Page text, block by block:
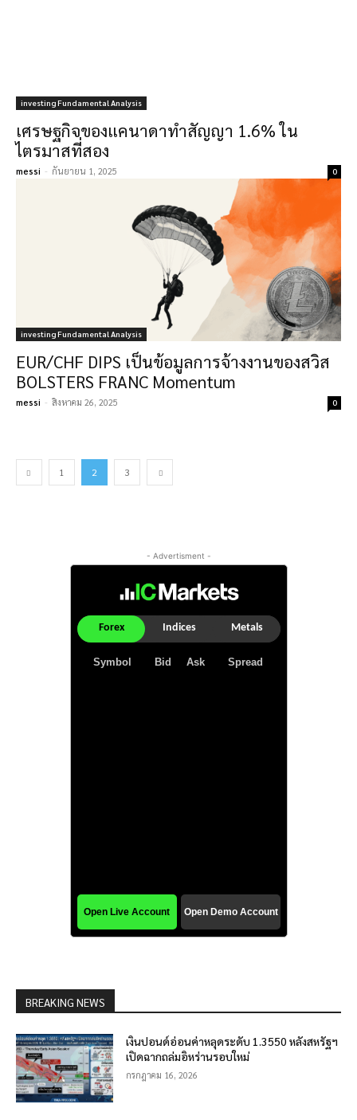
investing Fundamental Analysis
เศรษฐกิจของแคนาดาทำสัญญา 1.6% ใน
ไตรมาสที่สอง
messi - กันยายน 1, 2025 0
investing Fundamental Analysis
EUR/CHF DIPS เป็นข้อมูลการจ้างงานของสวิส
BOLSTERS FRANC Momentum
messi - สิงหาคม 26, 2025 0
1 2 3
- Advertisment -
BREAKING NEWS
เงินปอนด์อ่อนค่าหลุดระดับ 1.3550 หลังสหรัฐฯ
เปิดฉากถล่มอิหร่านรอบใหม่
กรกฎาคม 16, 2026